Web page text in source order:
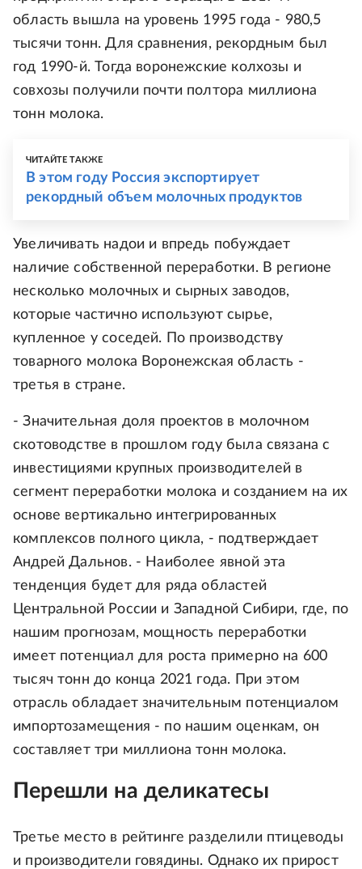
область вышла на уровень 1995 года - 980,5
тысячи тонн. Для сравнения, рекордным был
год 1990-й. Тогда воронежские колхозы и
совхозы получили почти полтора миллиона
тонн молока.
ЧИТАЙТЕ ТАКЖЕ
В этом году Россия экспортирует
рекордный объем молочных продуктов
Увеличивать надои и впредь побуждает
наличие собственной переработки. В регионе
несколько молочных и сырных заводов,
которые частично используют сырье,
купленное у соседей. По производству
товарного молока Воронежская область -
третья в стране.
- Значительная доля проектов в молочном
скотоводстве в прошлом году была связана с
инвестициями крупных производителей в
сегмент переработки молока и созданием на их
основе вертикально интегрированных
комплексов полного цикла, - подтверждает
Андрей Дальнов. - Наиболее явной эта
тенденция будет для ряда областей
Центральной России и Западной Сибири, где, по
нашим прогнозам, мощность переработки
имеет потенциал для роста примерно на 600
тысяч тонн до конца 2021 года. При этом
отрасль обладает значительным потенциалом
импортозамещения - по нашим оценкам, он
составляет три миллиона тонн молока.
Перешли на деликатесы
Третье место в рейтинге разделили птицеводы
и производители говядины. Однако их прирост